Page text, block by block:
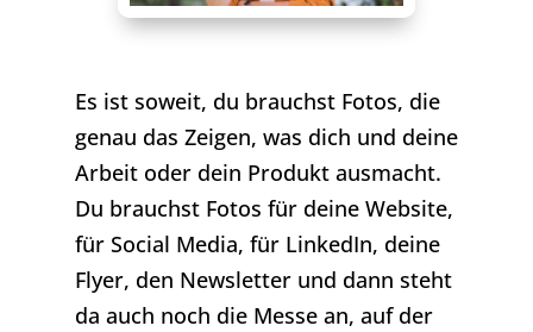
Es ist soweit, du brauchst Fotos, die
genau das Zeigen, was dich und deine
Arbeit oder dein Produkt ausmacht.
Du brauchst Fotos für deine Website,
für Social Media, für LinkedIn, deine
Flyer, den Newsletter und dann steht
da auch noch die Messe an, auf der